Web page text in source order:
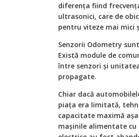
diferența fiind
ultrasonici, care de
pentru viteze mai mici
Senzorii Odometry
Există module de
între senzori și
propagate.
Chiar dacă
piața era limitată,
capacitate maximă
mașinile alimentate